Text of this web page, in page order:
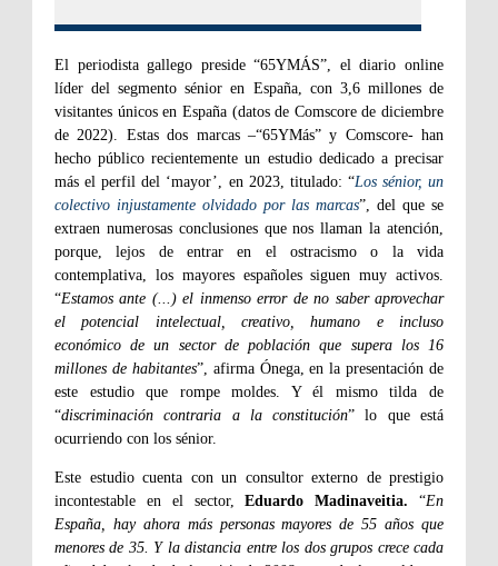
El periodista gallego preside “65YMÁS”, el diario online
líder del segmento sénior en España, con 3,6 millones de
visitantes únicos en España (datos de Comscore de diciembre
de 2022). Estas dos marcas –“65YMás” y Comscore- han
hecho público recientemente un estudio dedicado a precisar
más el perfil del ‘mayor’, en 2023, titulado: “Los sénior, un
colectivo injustamente olvidado por las marcas”, del que se
extraen numerosas conclusiones que nos llaman la atención,
porque, lejos de entrar en el ostracismo o la vida
contemplativa, los mayores españoles siguen muy activos.
“Estamos ante (...) el inmenso error de no saber aprovechar
el potencial intelectual, creativo, humano e incluso
económico de un sector de población que supera los 16
millones de habitantes”, afirma Ónega, en la presentación de
este estudio que rompe moldes. Y él mismo tilda de
“discriminación contraria a la constitución” lo que está
ocurriendo con los sénior.
Este estudio cuenta con un consultor externo de prestigio
incontestable en el sector,Eduardo Madinaveitia. “En
España, hay ahora más personas mayores de 55 años que
menores de 35. Y la distancia entre los dos grupos crece cada